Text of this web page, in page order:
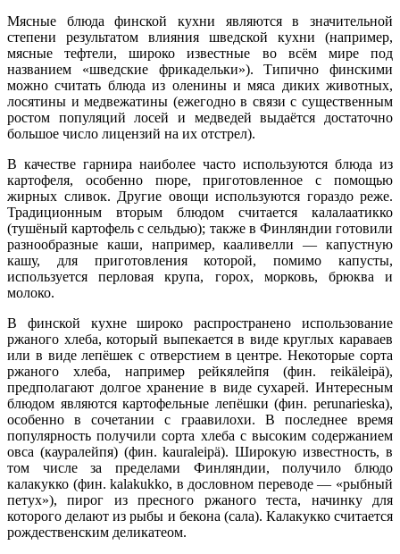
Мясные блюда финской кухни являются в значительной
степени результатом влияния шведской кухни (например,
мясные тефтели, широко известные во всём мире под
названием «шведские фрикадельки»). Типично финскими
можно считать блюда из оленины и мяса диких животных,
лосятины и медвежатины (ежегодно в связи с существенным
ростом популяций лосей и медведей выдаётся достаточно
большое число лицензий на их отстрел).
В качестве гарнира наиболее часто используются блюда из
картофеля, особенно пюре, приготовленное с помощью
жирных сливок. Другие овощи используются гораздо реже.
Традиционным вторым блюдом считается калалаатикко
(тушёный картофель с сельдью); также в Финляндии готовили
разнообразные каши, например, кааливелли — капустную
кашу, для приготовления которой, помимо капусты,
используется перловая крупа, горох, морковь, брюква и
молоко.
В финской кухне широко распространено использование
ржаного хлеба, который выпекается в виде круглых караваев
или в виде лепёшек с отверстием в центре. Некоторые сорта
ржаного хлеба, например рейкялейпя (фин. reikäleipä),
предполагают долгое хранение в виде сухарей. Интересным
блюдом являются картофельные лепёшки (фин. perunarieska),
особенно в сочетании с граавилохи. В последнее время
популярность получили сорта хлеба с высоким содержанием
овса (кауралейпя) (фин. kauraleipä). Широкую известность, в
том числе за пределами Финляндии, получило блюдо
калакукко (фин. kalakukko, в дословном переводе — «рыбный
петух»), пирог из пресного ржаного теста, начинку для
которого делают из рыбы и бекона (сала). Калакукко считается
рождественским деликатеом.